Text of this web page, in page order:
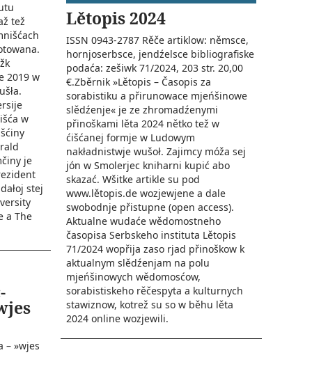
tež
2019 w
w
je
stej
a The
– »wjes
Lětopis 2024
ISSN 0943-2787 Rěče artiklow: němsce,
hornjoserbsce, jendźelsce bibliografiske
podaća: zešiwk 71/2024, 203 str. 20,00
€.Zběrnik »Lětopis – Časopis za
sorabistiku a přirunowace mjeńšinowe
slědźenje« je ze zhromadźenymi
přinoškami lěta 2024 nětko tež w
ćišćanej formje w Ludowym
nakładnistwje wušoł. Zajimcy móža sej
jón w Smolerjec kniharni kupić abo
skazać. Wšitke artikle su pod
www.lětopis.de wozjewjene a dale
swobodnje přistupne (open access).
Aktualne wudaće wědomostneho
časopisa Serbskeho instituta Lětopis
71/2024 wopřija zaso rjad přinoškow k
aktualnym slědźenjam na polu
mjeńšinowych wědomosćow,
sorabistiskeho rěčespyta a kulturnych
stawiznow, kotrež su so w běhu lěta
2024 online wozjewili.